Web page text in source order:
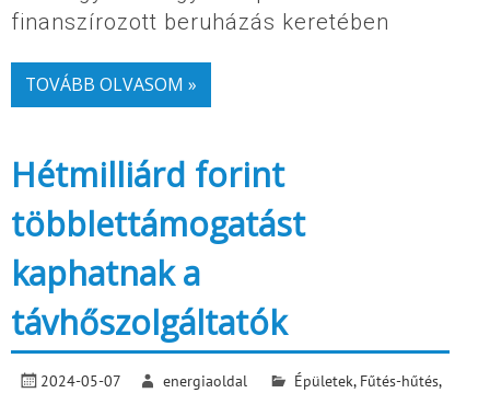
finanszírozott beruházás keretében
TOVÁBB OLVASOM »
Hétmilliárd forint
többlettámogatást
kaphatnak a
távhőszolgáltatók
2024-05-07 energiaoldal Épületek, Fűtés-hűtés,